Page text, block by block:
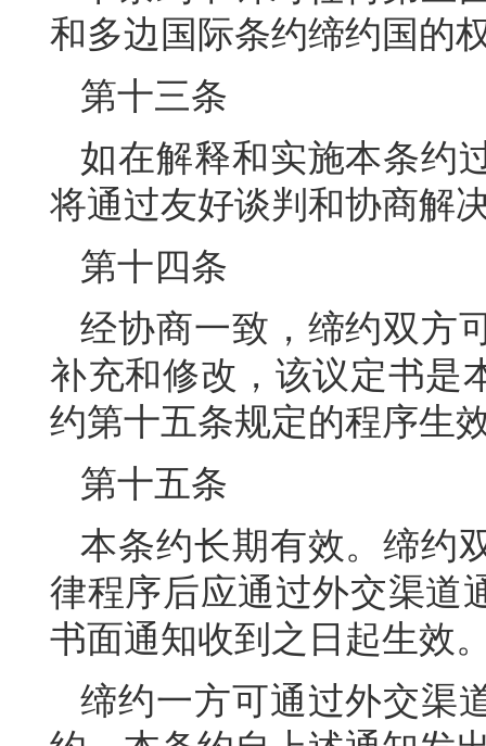
和多边国际条约缔约国的
第十三条
如在解释和实施本条约
将通过友好谈判和协商解
第十四条
经协商一致，缔约双方
补充和修改，该议定书是
约第十五条规定的程序生
第十五条
本条约长期有效。缔约
律程序后应通过外交渠道
书面通知收到之日起生效
缔约一方可通过外交渠